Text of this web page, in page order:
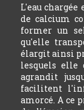
L'eau
de calcium
former un
qu'elle
élargit ainsi
lesquels elle
agrandit
facilitent
amorcé. A ce